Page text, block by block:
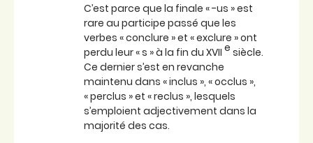
C’est parce que la finale « -us » est
rare au participe passé que les
verbes « conclure » et « exclure » ont
perdu leur « s » à la fin du XVII e siècle.
Ce dernier s’est en revanche
maintenu dans « inclus », « occlus »,
« perclus » et « reclus », lesquels
s’emploient adjectivement dans la
majorité des cas.